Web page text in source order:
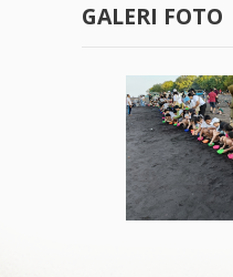
GALERI FOTO